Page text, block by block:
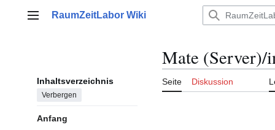
Hauptmenü
RaumZeitLabor Wiki
Inhaltsverzeichnis
Verbergen
Anfang
Mate (Server)/
Seite Diskussion